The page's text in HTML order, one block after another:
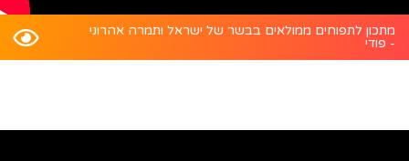
מתכון לתפוחים ממולאים בבשר של ישראל ותמרה אהרוני
- פודי